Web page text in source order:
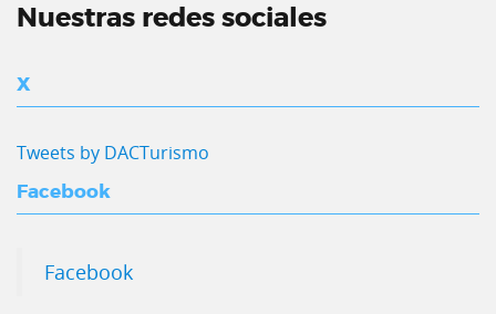
Nuestras redes sociales
X
Tweets by DACTurismo
Facebook
Facebook